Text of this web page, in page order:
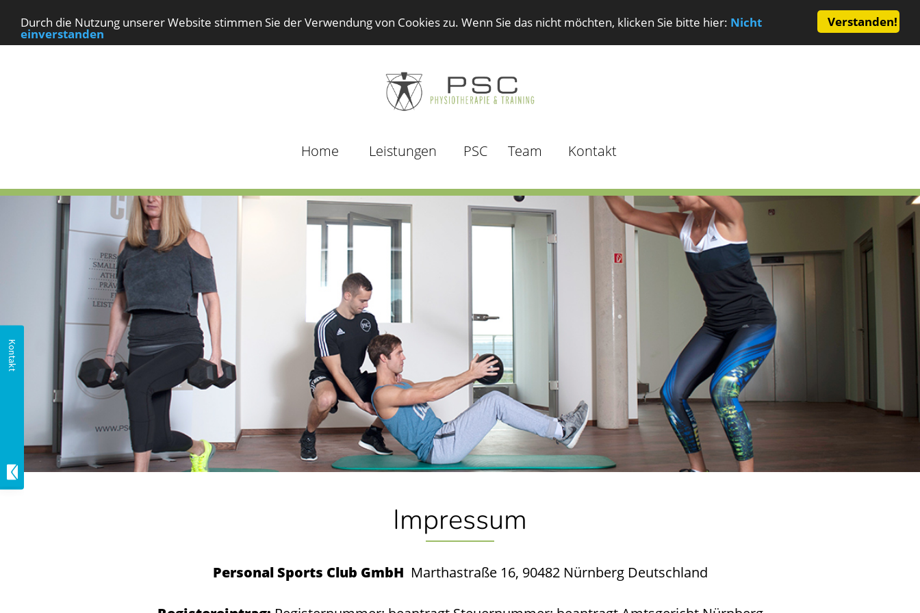
Verstanden!
Durch die Nutzung unserer Website stimmen Sie der Verwendung von Cookies zu. Wenn Sie das nicht möchten, klicken Sie bitte hier: Nicht
einverstanden
Home Leistungen PSC Team Kontakt
Impressum
Personal Sports Club GmbH Marthastraße 16, 90482 Nürnberg Deutschland